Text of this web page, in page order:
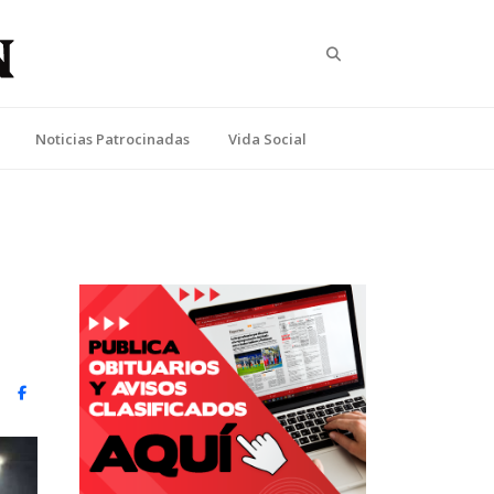
Noticias Patrocinadas Vida Social
Facebook